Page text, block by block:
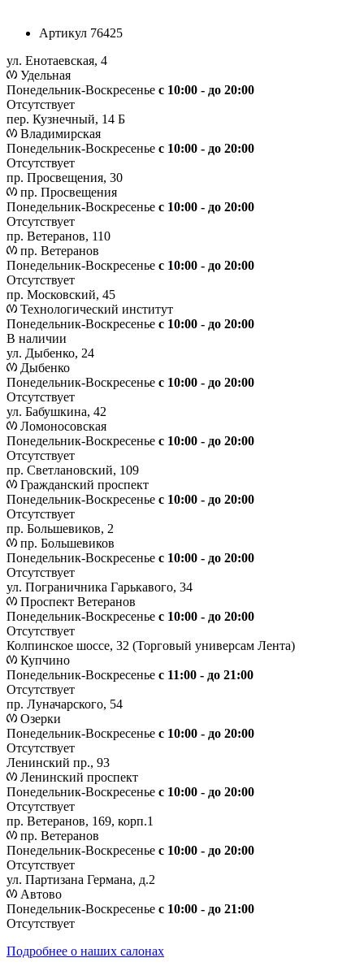
Артикул 76425
ул. Енотаевская, 4
Удельная
Понедельник-Воскресенье с 10:00 - до 20:00
Отсутствует
пер. Кузнечный, 14 Б
Владимирская
Понедельник-Воскресенье с 10:00 - до 20:00
Отсутствует
пр. Просвещения, 30
пр. Просвещения
Понедельник-Воскресенье c 10:00 - до 20:00
Отсутствует
пр. Ветеранов, 110
пр. Ветеранов
Понедельник-Воскресенье с 10:00 - до 20:00
Отсутствует
пр. Московский, 45
Технологический институт
Понедельник-Воскресенье с 10:00 - до 20:00
В наличии
ул. Дыбенко, 24
Дыбенко
Понедельник-Воскресенье с 10:00 - до 20:00
Отсутствует
ул. Бабушкина, 42
Ломоносовская
Понедельник-Воскресенье с 10:00 - до 20:00
Отсутствует
пр. Светлановский, 109
Гражданский проспект
Понедельник-Воскресенье с 10:00 - до 20:00
Отсутствует
пр. Большевиков, 2
пр. Большевиков
Понедельник-Воскресенье с 10:00 - до 20:00
Отсутствует
ул. Пограничника Гарькавого, 34
Проспект Ветеранов
Понедельник-Воскресенье с 10:00 - до 20:00
Отсутствует
Колпинское шоссе, 32 (Торговый универсам Лента)
Купчино
Понедельник-Воскресенье с 11:00 - до 21:00
Отсутствует
пр. Луначарского, 54
Озерки
Понедельник-Воскресенье с 10:00 - до 20:00
Отсутствует
Ленинский пр., 93
Ленинский проспект
Понедельник-Воскресенье с 10:00 - до 20:00
Отсутствует
пр. Ветеранов, 169, корп.1
пр. Ветеранов
Понедельник-Воскресенье с 10:00 - до 20:00
Отсутствует
ул. Партизана Германа, д.2
Автово
Понедельник-Воскресенье с 10:00 - до 21:00
Отсутствует
Подробнее о наших салонах